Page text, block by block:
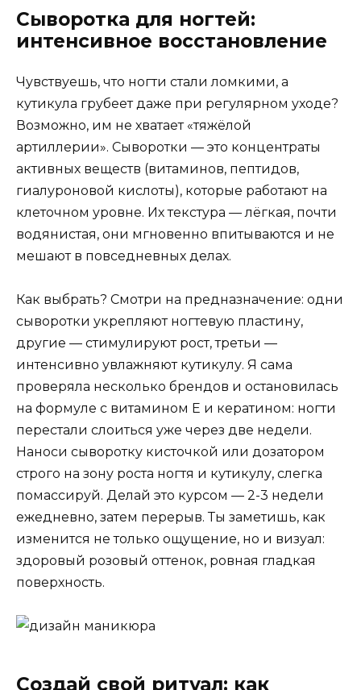
Сыворотка для ногтей:
интенсивное восстановление
Чувствуешь, что ногти стали ломкими, а
кутикула грубеет даже при регулярном уходе?
Возможно, им не хватает «тяжёлой
артиллерии». Сыворотки — это концентраты
активных веществ (витаминов, пептидов,
гиалуроновой кислоты), которые работают на
клеточном уровне. Их текстура — лёгкая, почти
водянистая, они мгновенно впитываются и не
мешают в повседневных делах.
Как выбрать? Смотри на предназначение: одни
сыворотки укрепляют ногтевую пластину,
другие — стимулируют рост, третьи —
интенсивно увлажняют кутикулу. Я сама
проверяла несколько брендов и остановилась
на формуле с витамином Е и кератином: ногти
перестали слоиться уже через две недели.
Наноси сыворотку кисточкой или дозатором
строго на зону роста ногтя и кутикулу, слегка
помассируй. Делай это курсом — 2-3 недели
ежедневно, затем перерыв. Ты заметишь, как
изменится не только ощущение, но и визуал:
здоровый розовый оттенок, ровная гладкая
поверхность.
Создай свой ритуал: как